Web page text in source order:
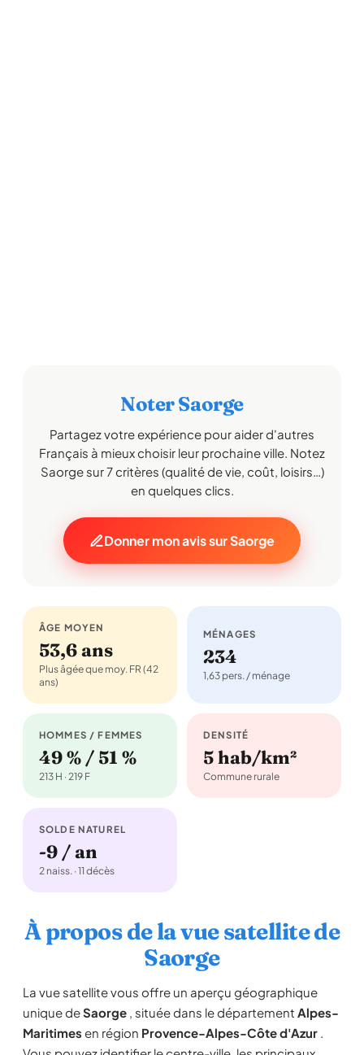
Noter Saorge
Partagez votre expérience pour aider d'autres
Français à mieux choisir leur prochaine ville. Notez
Saorge sur 7 critères (qualité de vie, coût, loisirs…)
en quelques clics.
Donner mon avis sur Saorge
ÂGE MOYEN
53,6 ans
Plus âgée que moy. FR (42
ans)
MÉNAGES
234
1,63 pers. / ménage
HOMMES / FEMMES
49 % / 51 %
213 H · 219 F
DENSITÉ
5 hab/km²
Commune rurale
SOLDE NATUREL
-9 / an
2 naiss. · 11 décès
À propos de la vue satellite de
Saorge
La vue satellite vous offre un aperçu géographique
unique deSaorge , située dans le département Alpes-
Maritimes en région Provence-Alpes-Côte d'Azur .